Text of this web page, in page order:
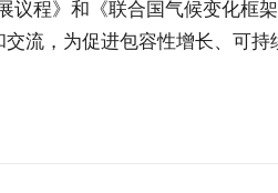
程》和《联合国气候变化框
流，为促进包容性增长、可持